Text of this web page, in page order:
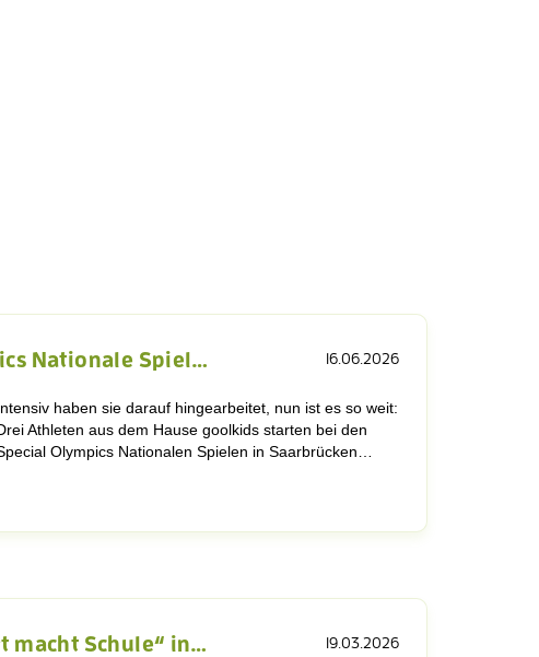
Nationale Spiel… 16.06.2026
haben sie darauf hingearbeitet, nun ist es so weit:
Athleten aus dem Hause goolkids starten bei den
Olympics Nationalen Spielen in Saarbrücken…
macht Schule“ in… 19.03.2026